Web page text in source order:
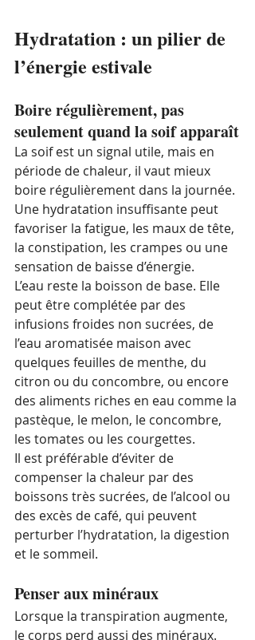
Hydratation : un pilier de
l’énergie estivale
Boire régulièrement, pas
seulement quand la soif apparaît
La soif est un signal utile, mais en
période de chaleur, il vaut mieux
boire régulièrement dans la journée.
Une hydratation insuffisante peut
favoriser la fatigue, les maux de tête,
la constipation, les crampes ou une
sensation de baisse d’énergie.
L’eau reste la boisson de base. Elle
peut être complétée par des
infusions froides non sucrées, de
l’eau aromatisée maison avec
quelques feuilles de menthe, du
citron ou du concombre, ou encore
des aliments riches en eau comme la
pastèque, le melon, le concombre,
les tomates ou les courgettes.
Il est préférable d’éviter de
compenser la chaleur par des
boissons très sucrées, de l’alcool ou
des excès de café, qui peuvent
perturber l’hydratation, la digestion
et le sommeil.
Penser aux minéraux
Lorsque la transpiration augmente,
le corps perd aussi des minéraux.